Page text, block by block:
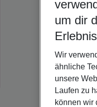
um dir
Wir
ähnliche
unsere
Laufen zu
können wir